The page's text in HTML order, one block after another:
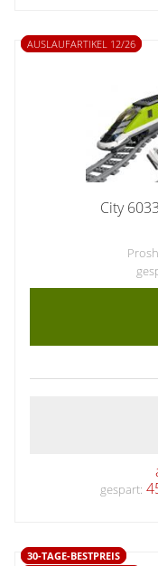
AUSLAUFARTIKEL 12/26
City
gespart:
30-TAGE-BESTPREIS